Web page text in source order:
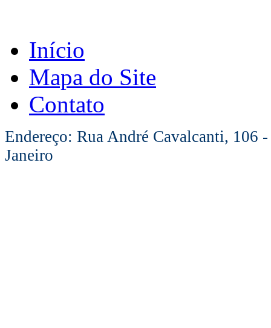
Início
Mapa do Site
Contato
Endereço: Rua André Cavalcanti, 106
Janeiro